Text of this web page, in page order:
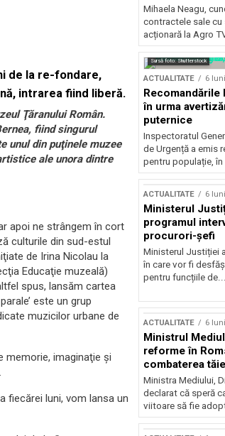
de la re-fondare,
intrarea fiind liberă.
Ţăranului Român.
fiind singurul
unul din puţinele muzee
ale unora dintre
apoi ne strângem în cort
culturile din sud-estul
de Irina Nicolau la
Educaţie muzeală)
spus, lansăm cartea
este un grup
muzicilor urbane de
memorie, imaginaţie şi
fiecărei luni, vom lansa un
Mihaela Neagu,
contractele sale cu
acționară la Agro
Sursă foto: Shutterstock
ACTUALITATE 6
Recomandările
în urma
puternice
Inspectoratul
de Urgență a emis
pentru populație,
ACTUALITATE 6
Ministerul
programul
procurori-șefi
Ministerul Justiției
în care vor fi
pentru funcțiile de...
ACTUALITATE 6
Ministrul
reforme în
combaterea
Ministra Mediului,
declarat că speră
viitoare să fie